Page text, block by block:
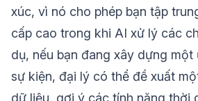
xúc, vì nó cho phép bạn tập
cấp cao trong khi AI xử lý các
dụ, nếu bạn đang xây dựng
sự kiện, đại lý có thể đề xuất